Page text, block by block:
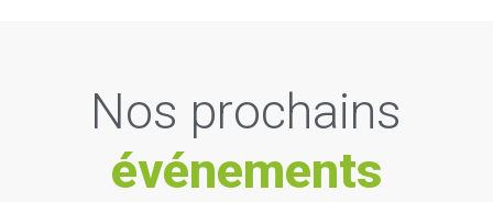
Nos prochains
événements